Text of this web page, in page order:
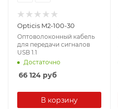
Opticis M2-100-30
Оптоволоконный кабель
для передачи сигналов
USB 1.1
Достаточно
66 124 руб
В корзину